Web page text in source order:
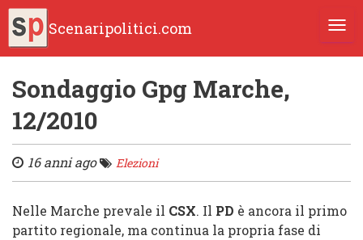
Scenaripolitici.com
Sondaggio Gpg Marche,
12/2010
16 anni ago Elezioni
Nelle Marche prevale il CSX. Il PD è ancora il primo
partito regionale, ma continua la propria fase di